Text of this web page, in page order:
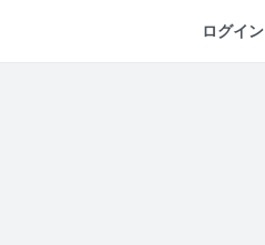
ログイン